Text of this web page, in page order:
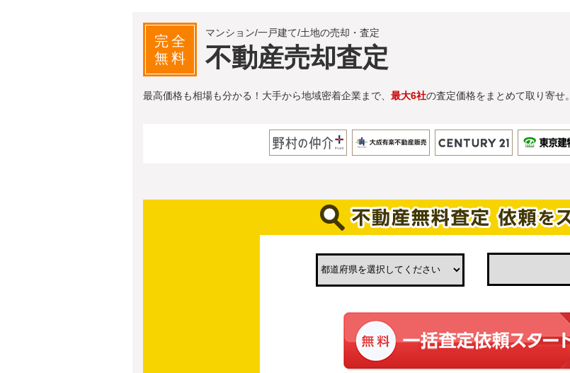
完全
無料
マンション/一戸建て/土地の売却・査定
不動産売却査定
最高価格も相場も分かる！大手から地域密着企業まで、 最大6社の査定価格をまとめて取り寄せ。